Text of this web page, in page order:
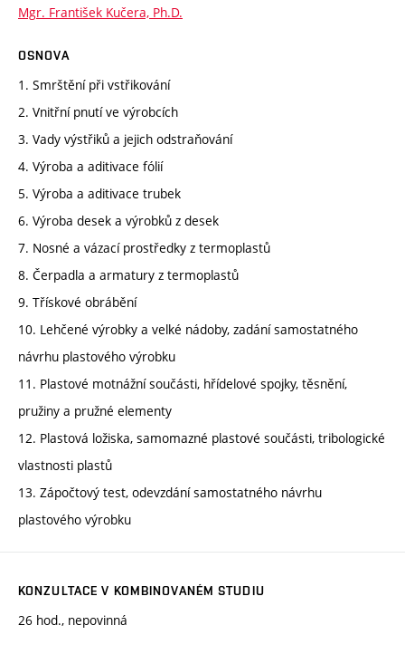
Mgr. František Kučera, Ph.D.
OSNOVA
1. Smrštění při vstřikování
2. Vnitřní pnutí ve výrobcích
3. Vady výstřiků a jejich odstraňování
4. Výroba a aditivace fólií
5. Výroba a aditivace trubek
6. Výroba desek a výrobků z desek
7. Nosné a vázací prostředky z termoplastů
8. Čerpadla a armatury z termoplastů
9. Třískové obrábění
10. Lehčené výrobky a velké nádoby, zadání samostatného
návrhu plastového výrobku
11. Plastové motnážní součásti, hřídelové spojky, těsnění,
pružiny a pružné elementy
12. Plastová ložiska, samomazné plastové součásti, tribologické
vlastnosti plastů
13. Zápočtový test, odevzdání samostatného návrhu
plastového výrobku
KONZULTACE V KOMBINOVANÉM STUDIU
26 hod., nepovinná